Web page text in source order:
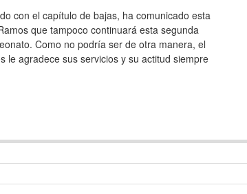
con el capítulo de bajas, ha comunicado esta
que tampoco continuará esta segunda
Como no podría ser de otra manera, el
le agradece sus servicios y su actitud siempre